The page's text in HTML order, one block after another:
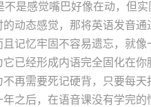
不是感觉嘴巴好像在动，但
动态感觉，那将英语发音
记忆牢固不容易遗忘，就
已经形成内语完全固化在你
再需要死记硬背，只要每天
之后，在语音课没有学完的